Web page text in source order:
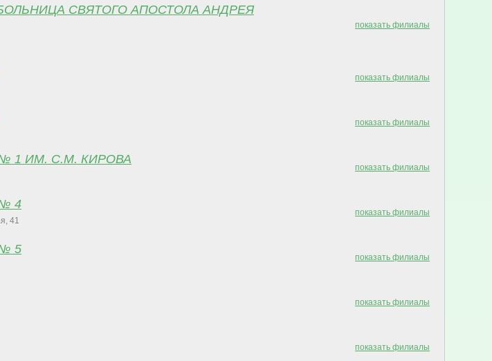
СВЯТОГО АПОСТОЛА АНДРЕЯ
показать филиалы
показать филиалы
показать филиалы
1 ИМ. С.М. КИРОВА
показать филиалы
4
41
показать филиалы
5
показать филиалы
показать филиалы
показать филиалы